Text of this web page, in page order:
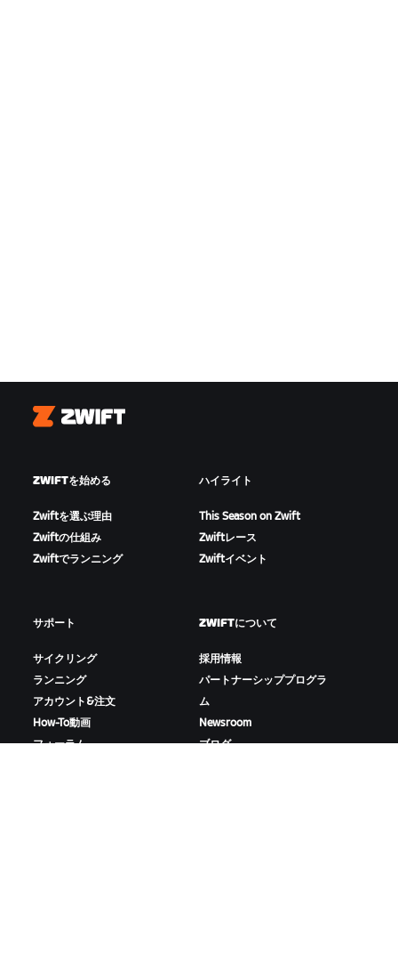
Zwift
ZWIFTを始める
Zwiftを選ぶ理由
Zwiftの仕組み
Zwiftでランニング
ハイライト
This Season on Zwift
Zwiftレース
Zwiftイベント
サポート
サイクリング
ランニング
アカウント&注文
How-To動画
フォーラム
ZWIFTについて
採用情報
パートナーシッププログラ
ム
Newsroom
ブログ